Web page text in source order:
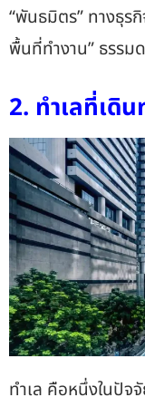
“พันธมิตร” ทางธุรกิ
พื้นที่ทำงาน” ธรรม
2. ทำเลที่เดิ
ทำเล คือหนึ่งในปัจ